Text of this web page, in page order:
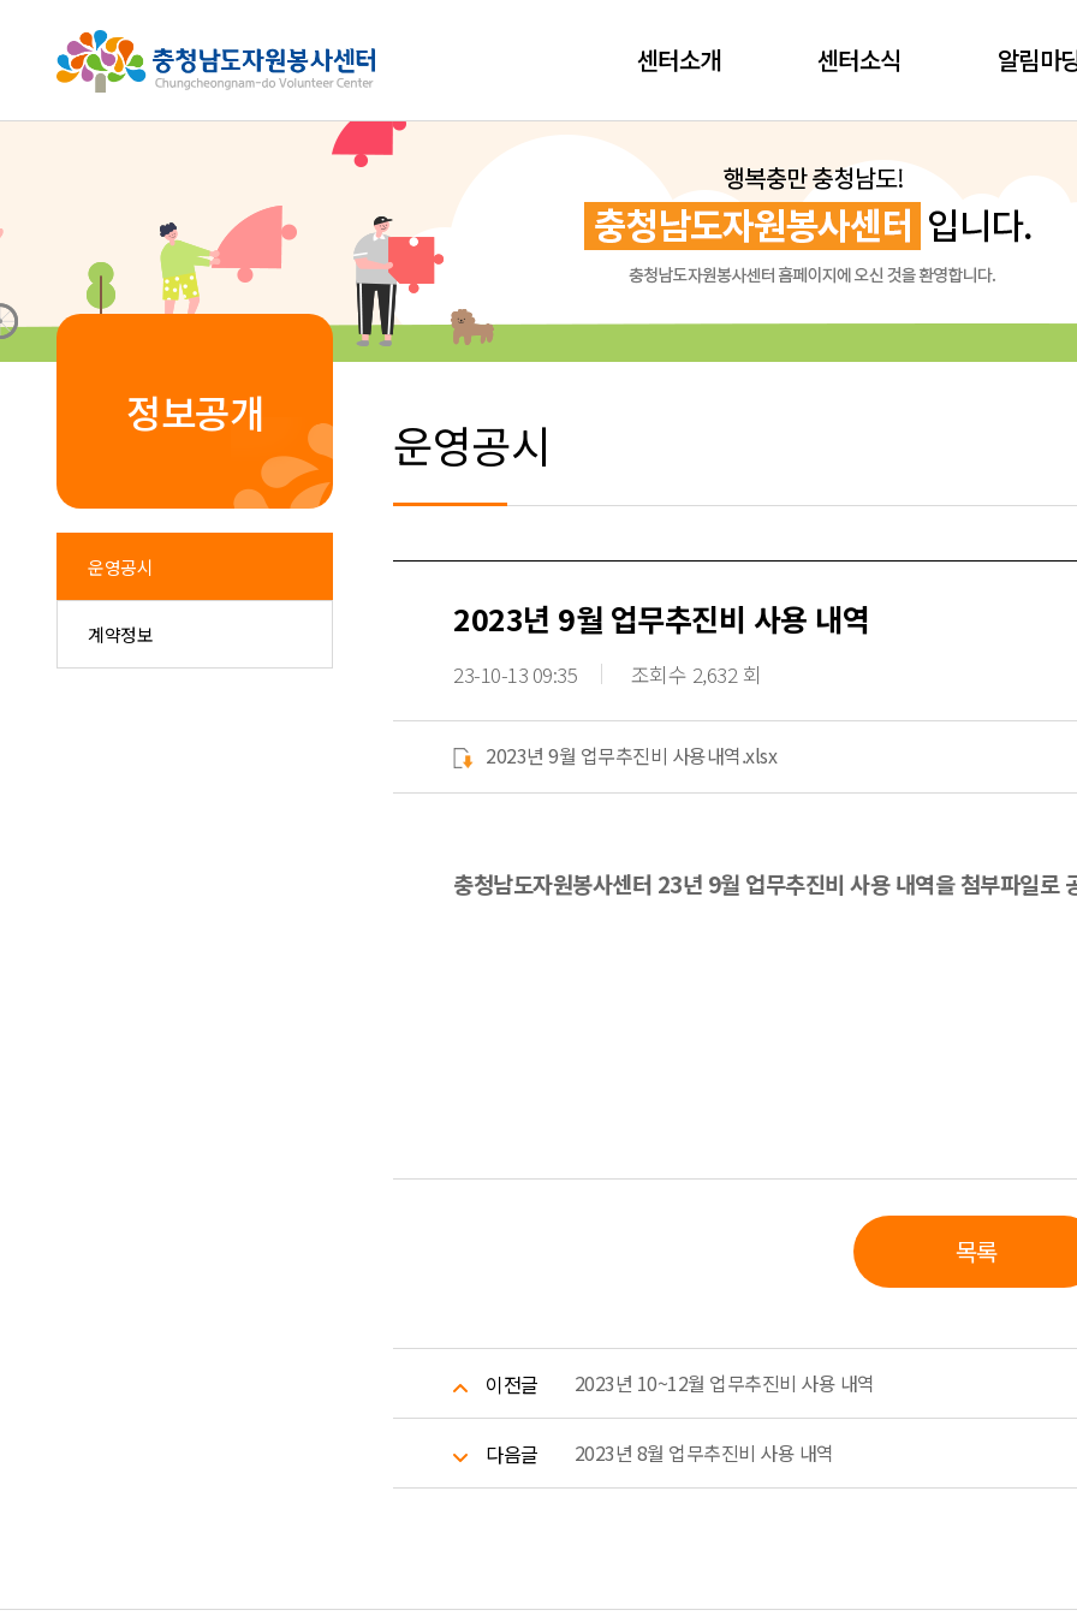
센터소개 센터소식 알림마
정보공개
운영공시
계약정보
운영공시
2023년 9월 업무추진비 사용 내역
23-10-13 09:35 조회수 2,632 회
2023년 9월 업무추진비 사용내역.xlsx
충청남도자원봉사센터 23년 9월 업무추진비 사용 내역을 첨부파일로
목록
이전글 2023년 10~12월 업무추진비 사용 내역
다음글 2023년 8월 업무추진비 사용 내역